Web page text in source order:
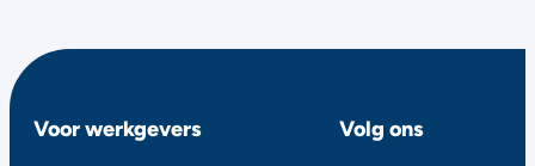
Voor werkgevers Volg ons